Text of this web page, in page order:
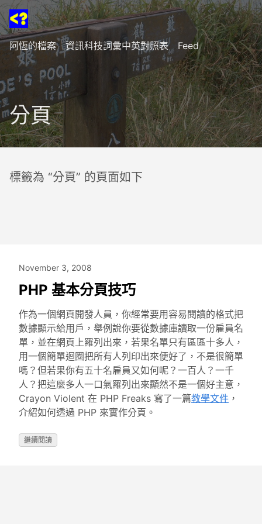
阿恆的檔案 資訊科技詞彙中英對照表 Feed
分頁
標籤為 “分頁” 的頁面如下
November 3, 2008
PHP 基本分頁技巧
作為一個網頁開發人員，你經常要用容易閱讀的格式把
數據顯示給用戶，舉例說你要從數據庫讀取一份雇員名
單，並在網頁上羅列出來，若果名單只有區區十多人，
用一個簡單迴圈把所有人列印出來便好了，不是很簡單
嗎？但若果你有五十名雇員又如何呢？一百人？一千
人？把這麼多人一口氣羅列出來顯然不是一個好主意，
Crayon Violent 在 PHP Freaks 寫了一篇教學文件 ，
介紹如何透過 PHP 來實作分頁。
繼續閱讀